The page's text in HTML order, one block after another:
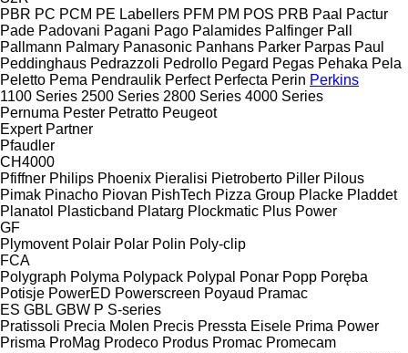
PBR PC PCM PE Labellers PFM PM POS PRB Paal
Pactur
Pade Padovani Pagani Pago Palamides Palfinger Pall
Pallmann Palmary Panasonic Panhans Parker Parpas Paul
Peddinghaus Pedrazzoli Pedrollo Pegard Pegas Pehaka Pela
Peletto Pema Pendraulik Perfect Perfecta Perin Perkins
1100 Series 2500 Series 2800 Series 4000 Series
Pernuma Pester Petratto Peugeot
Expert Partner
Pfaudler
CH4000
Pfiffner Philips Phoenix Pieralisi Pietroberto Piller Pilous
Pimak Pinacho Piovan PishTech Pizza Group Placke Pladdet
Planatol Plasticband Platarg Plockmatic Plus Power
GF
Plymovent Polair Polar Polin Poly-clip
FCA
Polygraph Polyma Polypack Polypal Ponar Popp Poręba
Potisje PowerED Powerscreen Poyaud Pramac
ES GBL GBW P S-series
Pratissoli Precia Molen Precis Pressta Eisele Prima Power
Prisma ProMag Prodeco Produs Promac Promecam